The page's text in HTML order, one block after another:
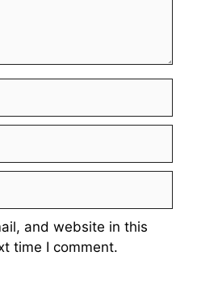
and website in this
time I comment.